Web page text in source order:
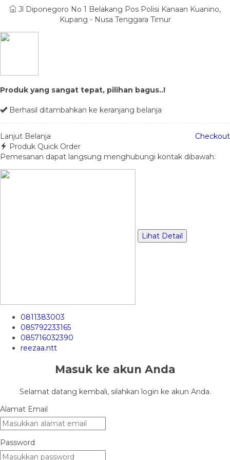
Jl Diponegoro No 1 Belakang Pos Polisi Kanaan Kuanino,
Kupang - Nusa Tenggara Timur
Produk yang sangat tepat, pilihan bagus..!
Berhasil ditambahkan ke keranjang belanja
Lanjut Belanja
Checkout
Produk Quick Order
Pemesanan dapat langsung menghubungi kontak dibawah:
Lihat Detail
0811383003
085792233165
085716032390
reezaa.ntt
Masuk ke akun Anda
Selamat datang kembali, silahkan login ke akun Anda.
Alamat Email
Password